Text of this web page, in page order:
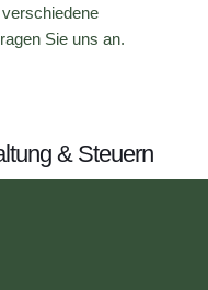
Sie uns an.
& Steuern